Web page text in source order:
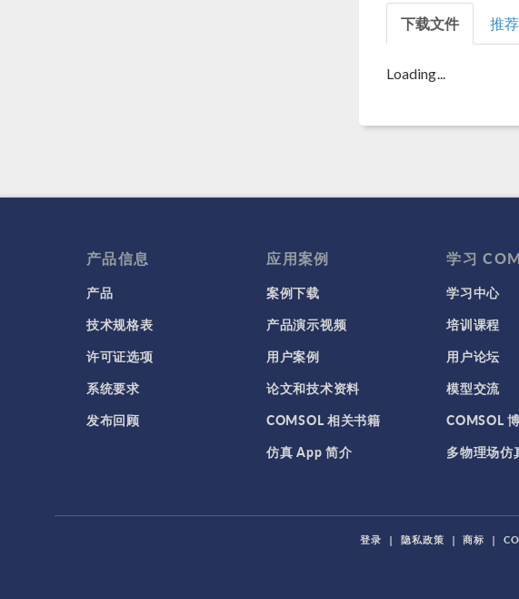
下载文件 推
Loading...
产品信息
产品
技术规格表
许可证选项
系统要求
发布回顾
应用案例
案例下载
产品演示视频
用户案例
论文和技术资料
COMSOL 相关书籍
仿真 App 简介
学习
学习中心
培训课程
用户论坛
模型交流
COMSOL
多物理场仿
登录 | 隐私政策 | 商标 |